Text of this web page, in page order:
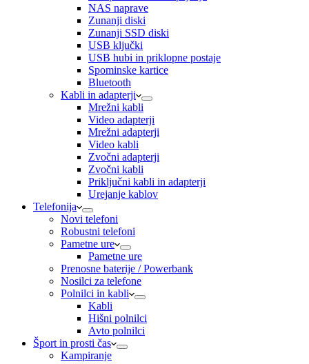
NAS naprave
Zunanji diski
Zunanji SSD diski
USB ključki
USB hubi in priklopne postaje
Spominske kartice
Bluetooth
Kabli in adapterji
Mrežni kabli
Video adapterji
Mrežni adapterji
Video kabli
Zvočni adapterji
Zvočni kabli
Priključni kabli in adapterji
Urejanje kablov
Telefonija
Novi telefoni
Robustni telefoni
Pametne ure
Pametne ure
Prenosne baterije / Powerbank
Nosilci za telefone
Polnilci in kabli
Kabli
Hišni polnilci
Avto polnilci
Šport in prosti čas
Kampiranje